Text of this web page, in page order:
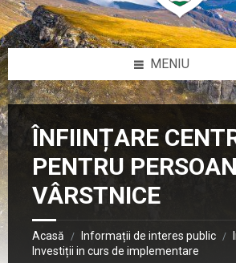
MENIU
ÎNFIINȚARE
PENTRU
VÂRSTNICE
Acasă / Informații de interes public /
Investiții in curs de implementare